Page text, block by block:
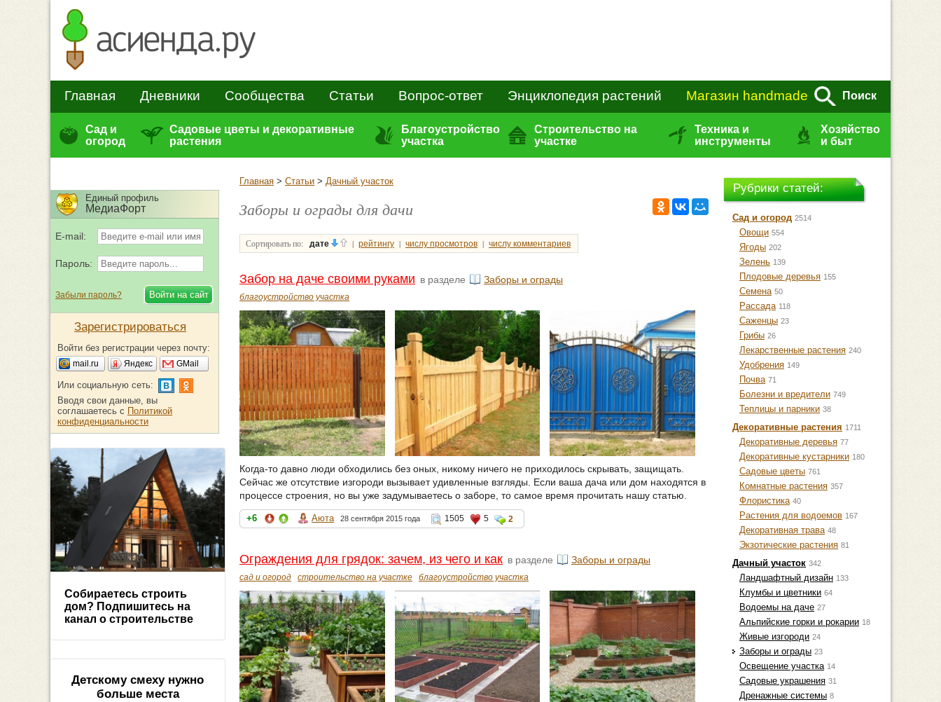
Главная Дневники Сообщества Статьи Вопрос-ответ Энциклопедия растений Магазин handmade Поиск
Сад и
огород
Садовые цветы и декоративные
растения
Благоустройство
участка
Строительство на
участке
Техника и
инструменты
Хозяйство
и быт
Главная > Статьи > Дачный участок
Заборы и ограды для дачи
Сортировать по: дате | рейтингу | числу просмотров | числу комментариев
Забор на даче своими руками в разделе Заборы и ограды
благоустройство участка
Когда-то давно люди обходились без оных, никому ничего не приходилось скрывать, защищать.
Сейчас же отсутствие изгороди вызывает удивленные взгляды. Если ваша дача или дом находятся в
процессе строения, но вы уже задумываетесь о заборе, то самое время прочитать нашу статью.
+6 Аюта 28 сентября 2015 года 1505 5 2
Ограждения для грядок: зачем, из чего и как в разделе Заборы и ограды
сад и огород строительство на участке благоустройство участка
Рубрики статей:
Сад и огород 2514
Овощи 554
Ягоды 202
Зелень 139
Плодовые деревья 155
Семена 50
Рассада 118
Саженцы 23
Грибы 26
Лекарственные растения 240
Удобрения 149
Почва 71
Болезни и вредители 749
Теплицы и парники 38
Декоративные растения 1711
Декоративные деревья 77
Декоративные кустарники 180
Садовые цветы 761
Комнатные растения 357
Флористика 40
Растения для водоемов 167
Декоративная трава 48
Экзотические растения 81
Дачный участок 342
Ландшафтный дизайн 133
Клумбы и цветники 64
Водоемы на даче 27
Альпийские горки и рокарии 18
Живые изгороди 24
Заборы и ограды 23
Освещение участка 14
Садовые украшения 31
Дренажные системы 8
Единый профиль
МедиаФорт
E-mail:
Пароль:
Забыли пароль?
Зарегистрироваться
Войти без регистрации через почту:
mail.ru Яндекс GMail
Или социальную сеть:
Вводя свои данные, вы
соглашаетесь с Политикой
конфиденциальности
Собираетесь строить
дом? Подпишитесь на
канал о строительстве
Детскому смеху нужно
больше места